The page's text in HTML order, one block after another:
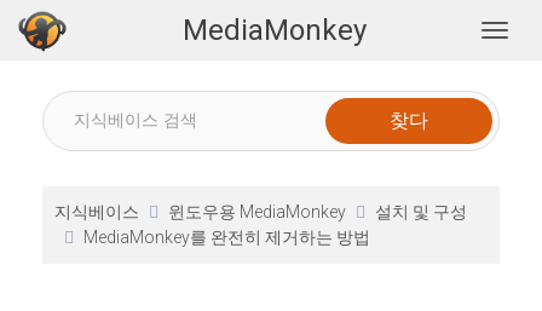
MediaMonkey
지식베이스 윈도우용 MediaMonkey
설치 및 구성
MediaMonkey를 완전히 제거하는 방법